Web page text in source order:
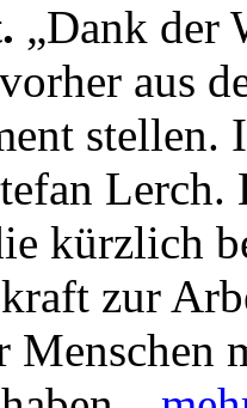
„Dank der
aus
stellen.
kürzlich
zur
Menschen